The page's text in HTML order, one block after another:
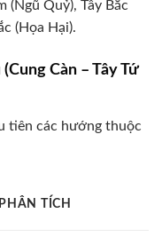
(Ngũ Quỷ), Tây Bắc
(Họa Hại).
Càn – Tây Tứ
tiên các hướng thuộc
PHÂN TÍCH